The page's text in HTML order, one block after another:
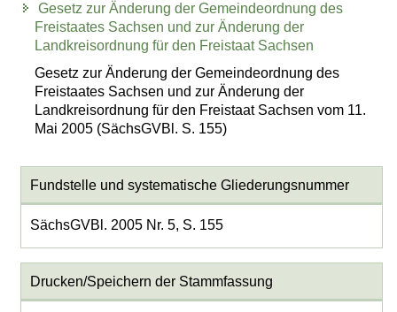
Gesetz zur Änderung der Gemeindeordnung des
Freistaates Sachsen und zur Änderung der
Landkreisordnung für den Freistaat Sachsen
Gesetz zur Änderung der Gemeindeordnung des
Freistaates Sachsen und zur Änderung der
Landkreisordnung für den Freistaat Sachsen vom 11.
Mai 2005 (SächsGVBl. S. 155)
Fundstelle und systematische Gliederungsnummer
SächsGVBl. 2005 Nr. 5, S. 155
Drucken/Speichern der Stammfassung